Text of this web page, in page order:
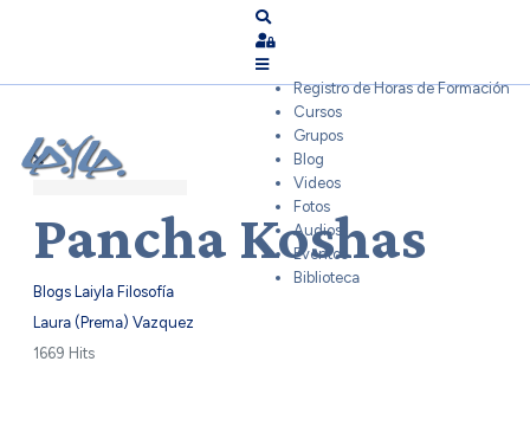
Search
Sign In
Registro de Horas de Formación
Cursos
Grupos
Blog
Videos
Fotos
Audios
Eventos
Biblioteca
Pancha Koshas
Blogs Laiyla Filosofía
Laura (Prema) Vazquez
1669 Hits